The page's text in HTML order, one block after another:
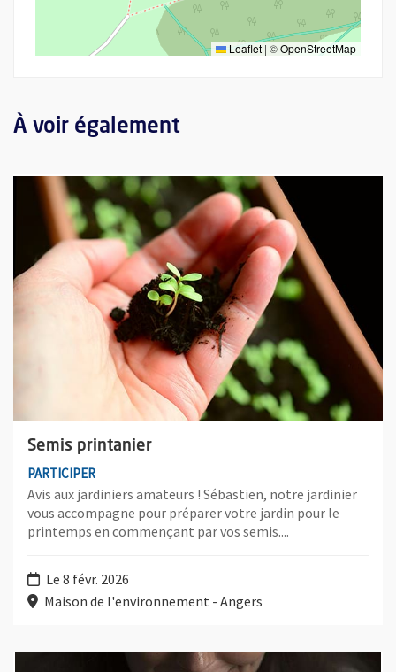
Leaflet | ©OpenStreetMap
À voir également
Semis printanier
PARTICIPER
Avis aux jardiniers amateurs ! Sébastien, notre jardinier
vous accompagne pour préparer votre jardin pour le
printemps en commençant par vos semis....
Le 8 févr. 2026
Maison de l'environnement - Angers
Plus d'information sur l'évènement : Semis printanier
Plus d'information sur l'évènement : Par l'odeur alléché